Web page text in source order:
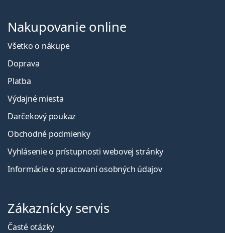
Nakupovanie online
Všetko o nákupe
Doprava
Platba
Výdajné miesta
Darčekový poukaz
Obchodné podmienky
Vyhlásenie o prístupnosti webovej stránky
Informácie o spracovaní osobných údajov
Zákaznícky servis
Časté otázky